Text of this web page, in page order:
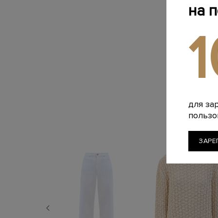
на
для